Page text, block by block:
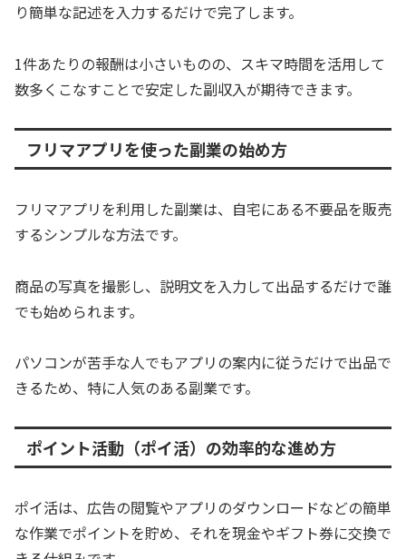
り簡単な記述を入力するだけで完了します。
1件あたりの報酬は小さいものの、スキマ時間を活用して
数多くこなすことで安定した副収入が期待できます。
フリマアプリを使った副業の始め方
フリマアプリを利用した副業は、自宅にある不要品を販売
するシンプルな方法です。
商品の写真を撮影し、説明文を入力して出品するだけで誰
でも始められます。
パソコンが苦手な人でもアプリの案内に従うだけで出品で
きるため、特に人気のある副業です。
ポイント活動（ポイ活）の効率的な進め方
ポイ活は、広告の閲覧やアプリのダウンロードなどの簡単
な作業でポイントを貯め、それを現金やギフト券に交換で